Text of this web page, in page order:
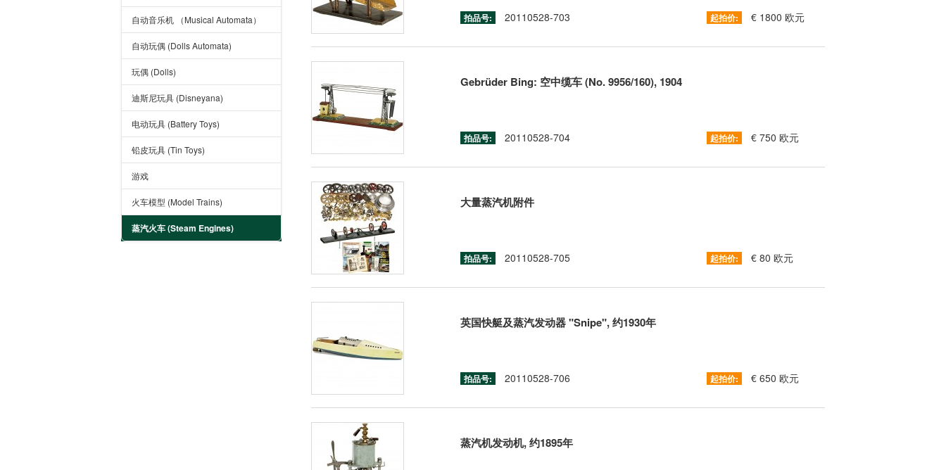
自动音乐机 （Musical Automata）
自动玩偶 (Dolls Automata)
玩偶 (Dolls)
迪斯尼玩具 (Disneyana)
电动玩具 (Battery Toys)
铅皮玩具 (Tin Toys)
游戏
火车模型 (Model Trains)
蒸汽火车 (Steam Engines)
拍品号: 20110528-703 起拍价: € 1800 欧元
Gebrüder Bing: 空中缆车 (No. 9956/160), 1904
拍品号: 20110528-704 起拍价: € 750 欧元
大量蒸汽机附件
拍品号: 20110528-705 起拍价: € 80 欧元
英国快艇及蒸汽发动器 "Snipe", 约1930年
拍品号: 20110528-706 起拍价: € 650 欧元
蒸汽机发动机, 约1895年